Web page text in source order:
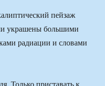
пейзаж
украшены большими
радиации и словами